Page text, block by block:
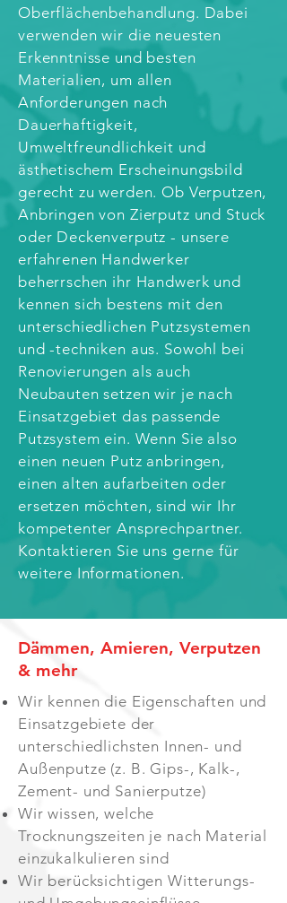
Oberflächenbehandlung. Dabei
verwenden wir die neuesten
Erkenntnisse und besten
Materialien, um allen
Anforderungen nach
Dauerhaftigkeit,
Umweltfreundlichkeit und
ästhetischem Erscheinungsbild
gerecht zu werden. Ob Verputzen,
Anbringen von Zierputz und Stuck
oder Deckenverputz - unsere
erfahrenen Handwerker
beherrschen ihr Handwerk und
kennen sich bestens mit den
unterschiedlichen Putzsystemen
und -techniken aus. Sowohl bei
Renovierungen als auch
Neubauten setzen wir je nach
Einsatzgebiet das passende
Putzsystem ein. Wenn Sie also
einen neuen Putz anbringen,
einen alten aufarbeiten oder
ersetzen möchten, sind wir Ihr
kompetenter Ansprechpartner.
Kontaktieren Sie uns gerne für
weitere Informationen.
Dämmen, Amieren, Verputzen
& mehr
Wir kennen die Eigenschaften und
Einsatzgebiete der
unterschiedlichsten Innen- und
Außenputze (z. B. Gips-, Kalk-,
Zement- und Sanierputze)
Wir wissen, welche
Trocknungszeiten je nach Material
einzukalkulieren sind
Wir berücksichtigen Witterungs-